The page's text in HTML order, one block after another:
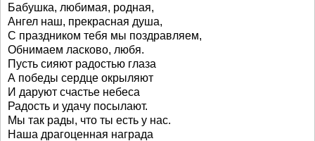
Бабушка, любимая, родная,
Ангел наш, прекрасная душа,
С праздником тебя мы поздравляем,
Обнимаем ласково, любя.
Пусть сияют радостью глаза
А победы сердце окрыляют
И даруют счастье небеса
Радость и удачу посылают.
Мы так рады, что ты есть у нас.
Наша драгоценная награда